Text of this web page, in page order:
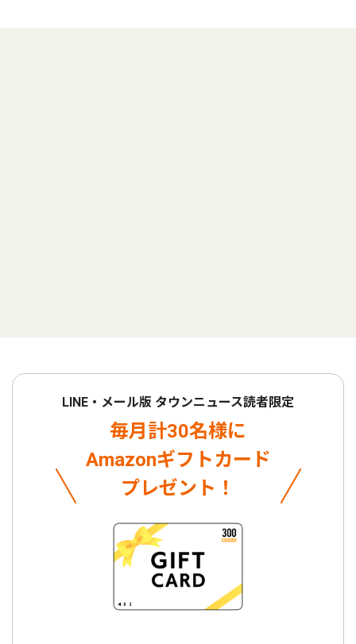
LINE・メール版 タウンニュース読者限定
毎月計30名様に
Amazonギフトカード
プレゼント！